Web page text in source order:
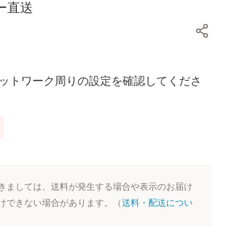
直送
トワーク周りの設定を確認してくださ
ましては、送料が発生する場合や表示のお届け
できない場合があります。（送料・配送につい